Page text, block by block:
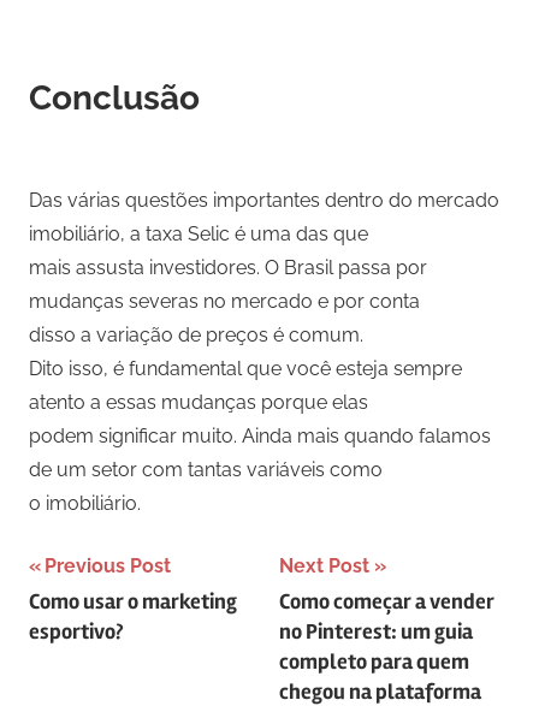
Conclusão
Das várias questões importantes dentro do mercado
imobiliário, a taxa Selic é uma das que
mais assusta investidores. O Brasil passa por
mudanças severas no mercado e por conta
disso a variação de preços é comum.
Dito isso, é fundamental que você esteja sempre
atento a essas mudanças porque elas
podem significar muito. Ainda mais quando falamos
de um setor com tantas variáveis como
o imobiliário.
Navegação
de
Previous Post
Como usar o marketing
esportivo?
Next Post
Como começar a vender
no Pinterest: um guia
completo para quem
chegou na plataforma